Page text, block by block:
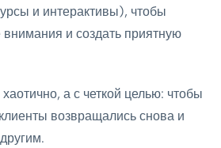
и интерактивы), чтобы
и создать приятную
а с четкой целью: чтобы
возвращались снова и